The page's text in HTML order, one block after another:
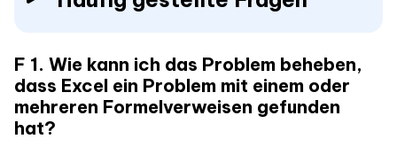
F 1. Wie kann ich das Problem beheben,
dass Excel ein Problem mit einem oder
mehreren Formelverweisen gefunden
hat?